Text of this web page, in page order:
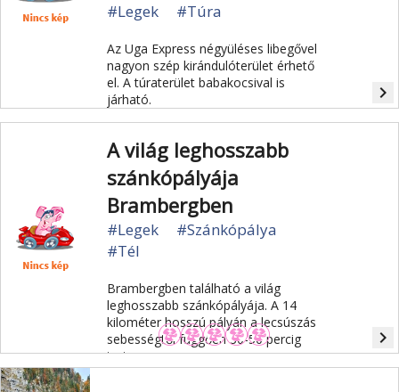
#Legek #Túra
Az Uga Express négyüléses libegővel
nagyon szép kirándulóterület érhető
el. A túraterület babakocsival is
járható.
navigate_next
A világ leghosszabb
szánkópályája
Brambergben
#Legek
#Szánkópálya
#Tél
Brambergben található a világ
leghosszabb szánkópályája. A 14
kilométer hosszú pályán a lecsúszás
sebességtől függően 30-50 percig
tart.
navigate_next